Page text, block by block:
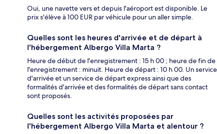
Oui, une navette vers et depuis l'aéroport est disponible. Le
prix s'élève à 100 EUR par véhicule pour un aller simple.
Quelles sont les heures d'arrivée et de départ à
l'hébergement Albergo Villa Marta ?
Heure de début de l'enregistrement : 15 h 00 ; heure de fin de
l'enregistrement : minuit. Heure de départ : 10 h 00. Un service
d'arrivée et un service de départ express ainsi que des
formalités d'arrivée et des formalités de départ sans contact
sont proposés.
Quelles sont les activités proposées par
l'hébergement Albergo Villa Marta et alentour ?